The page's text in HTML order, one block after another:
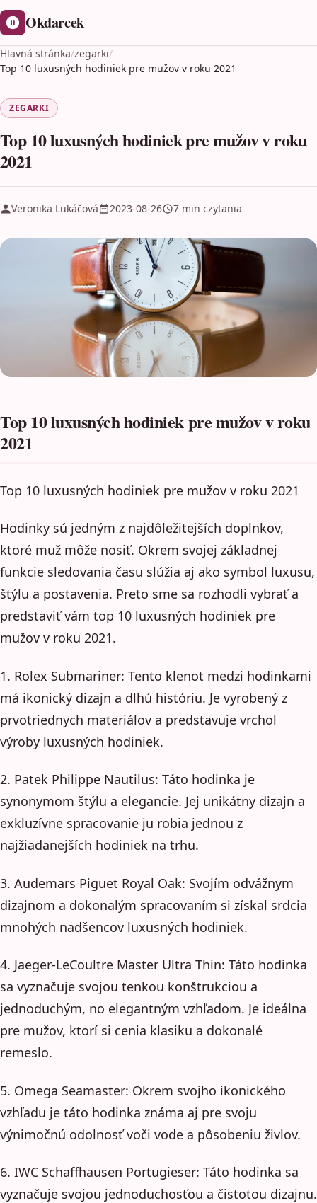
Okdarcek
Hlavná stránka/zegarki/
Top 10 luxusných hodiniek pre mužov v roku 2021
ZEGARKI
Top 10 luxusných hodiniek pre mužov v roku
2021
Veronika Lukáčová 2023-08-26 7 min czytania
Top 10 luxusných hodiniek pre mužov v roku
2021
Top 10 luxusných hodiniek pre mužov v roku 2021
Hodinky sú jedným z najdôležitejších doplnkov,
ktoré muž môže nosiť. Okrem svojej základnej
funkcie sledovania času slúžia aj ako symbol luxusu,
štýlu a postavenia. Preto sme sa rozhodli vybrať a
predstaviť vám top 10 luxusných hodiniek pre
mužov v roku 2021.
1. Rolex Submariner: Tento klenot medzi hodinkami
má ikonický dizajn a dlhú históriu. Je vyrobený z
prvotriednych materiálov a predstavuje vrchol
výroby luxusných hodiniek.
2. Patek Philippe Nautilus: Táto hodinka je
synonymom štýlu a elegancie. Jej unikátny dizajn a
exkluzívne spracovanie ju robia jednou z
najžiadanejších hodiniek na trhu.
3. Audemars Piguet Royal Oak: Svojím odvážnym
dizajnom a dokonalým spracovaním si získal srdcia
mnohých nadšencov luxusných hodiniek.
4. Jaeger-LeCoultre Master Ultra Thin: Táto hodinka
sa vyznačuje svojou tenkou konštrukciou a
jednoduchým, no elegantným vzhľadom. Je ideálna
pre mužov, ktorí si cenia klasiku a dokonalé
remeslo.
5. Omega Seamaster: Okrem svojho ikonického
vzhľadu je táto hodinka známa aj pre svoju
výnimočnú odolnosť voči vode a pôsobeniu živlov.
6. IWC Schaffhausen Portugieser: Táto hodinka sa
vyznačuje svojou jednoduchosťou a čistotou dizajnu.